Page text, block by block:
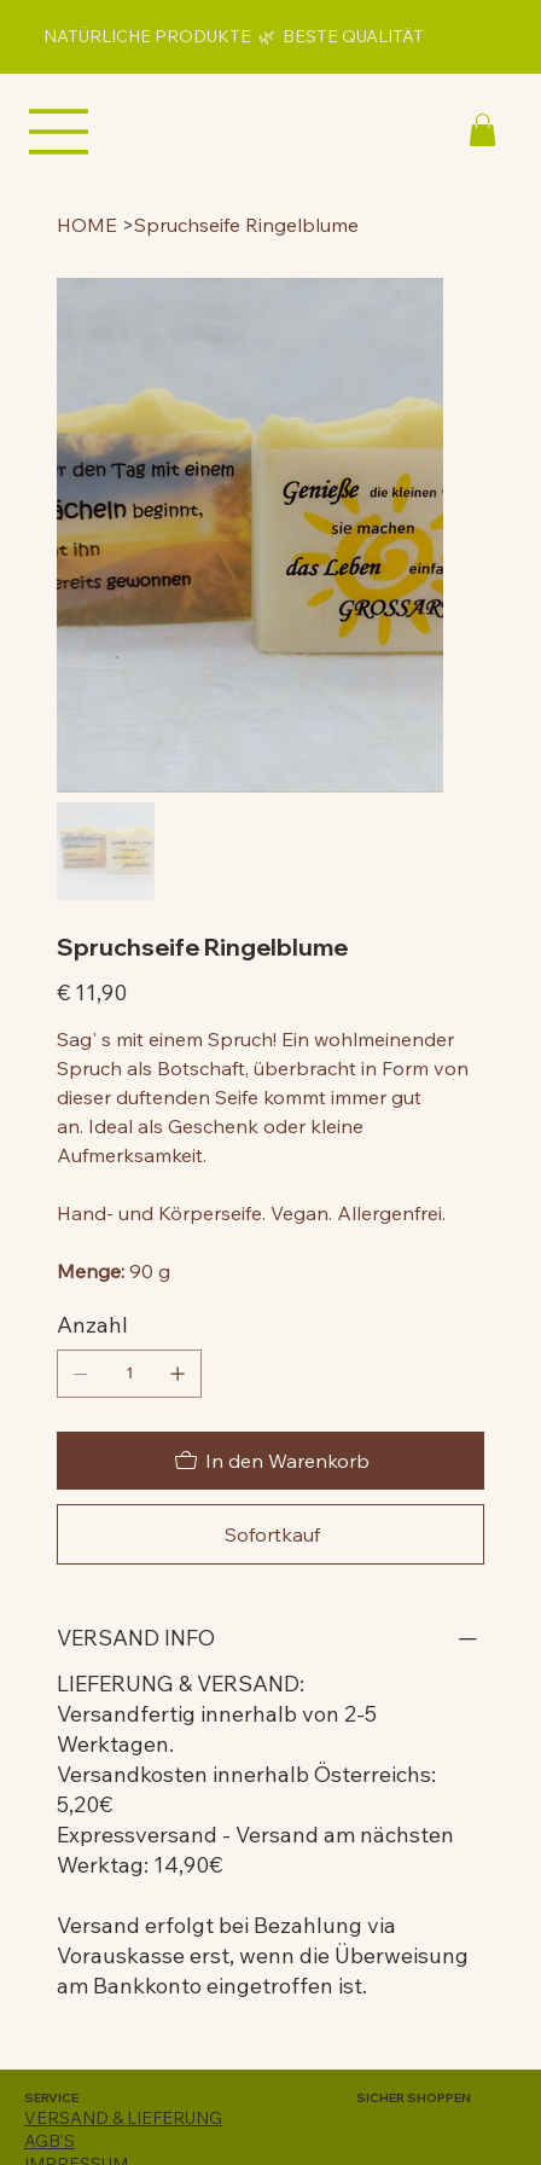
NATÜRLICHE PRODUKTE 🌿 BESTE QUALITÄT
HOME >Spruchseife Ringelblume
Spruchseife Ringelblume
Preis
€ 11,90
Sag' s mit einem Spruch! Ein wohlmeinender
Spruch als Botschaft, überbracht in Form von
dieser duftenden Seife kommt immer gut
an. Ideal als Geschenk oder kleine
Aufmerksamkeit.
Hand- und Körperseife. Vegan. Allergenfrei.
Menge: 90 g
Anzahl
In den Warenkorb
Sofortkauf
VERSAND INFO
LIEFERUNG & VERSAND:
Versandfertig innerhalb von 2-5
Werktagen.
Versandkosten innerhalb Österreichs:
5,20€
Expressversand - Versand am nächsten
Werktag: 14,90€
Versand erfolgt bei Bezahlung via
Vorauskasse erst, wenn die Überweisung
am Bankkonto eingetroffen ist.
SERVICE
VERSAND & LIEFERUNG
AGB'S
SICHER SHOPPEN